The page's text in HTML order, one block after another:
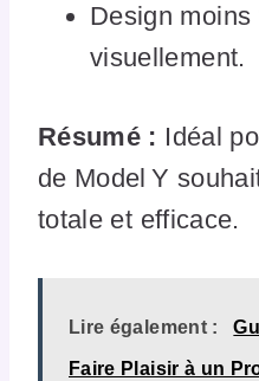
Design moins
visuellement.
Résumé : Idéal
de Model Y
totale et efficace.
Lire également :
Faire Plaisir à un